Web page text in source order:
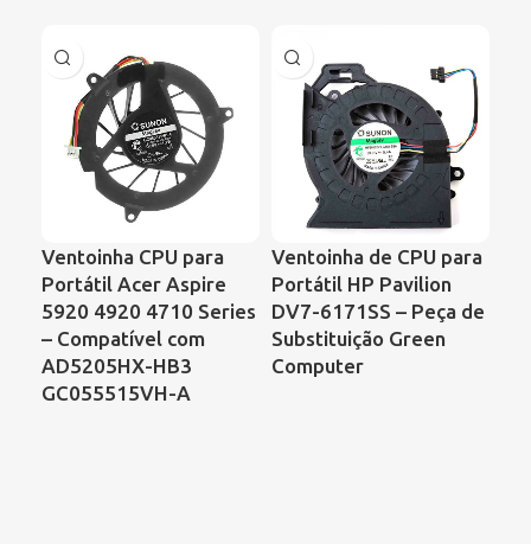
Ventoinha CPU para
Portátil Acer Aspire
5920 4920 4710 Series
– Compatível com
AD5205HX-HB3
GC055515VH-A
Ventoinha de CPU para
Portátil HP Pavilion
DV7-6171SS – Peça de
Substituição Green
Computer